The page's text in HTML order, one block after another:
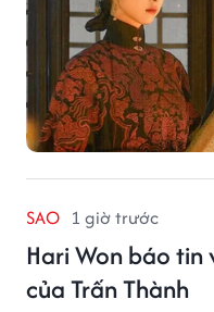
SAO 1 giờ trước
Hari Won báo
của Trấn Thành